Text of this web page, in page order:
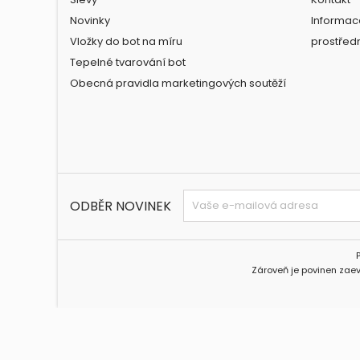
Novinky
Vložky do bot na míru
Tepelné tvarování bot
Obecná pravidla marketingových soutěží
ODBĚR NOVINEK
Zároveň je povinen